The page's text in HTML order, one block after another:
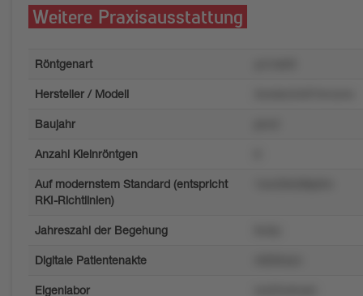
Weitere Praxisausstattung
Röntgenart
Hersteller / Modell
Baujahr
Anzahl Kleinröntgen
Auf modernstem Standard (entspricht
RKI-Richtlinien)
Jahreszahl der Begehung
Digitale Patientenakte
Eigenlabor